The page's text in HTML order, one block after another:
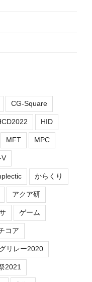
CG-Square
HID
MFT MPC
V
からくり
アクア研
ゲーム
コア
リレー2020
2021